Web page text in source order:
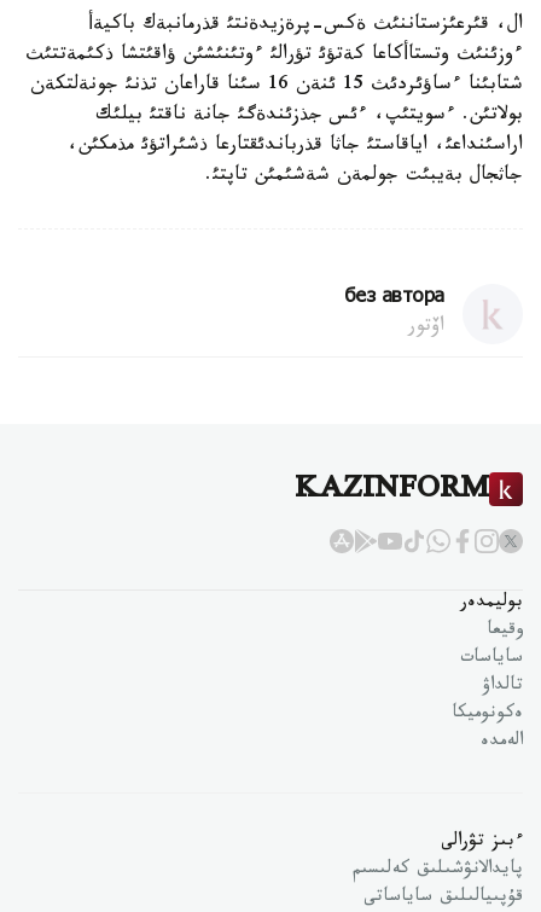
ال، قئرعئزستاننئث ةكس-پرةزيدةنتئ قذرمانبةك باكيةأ
ءوزئنئث وتستاأكاعا كةتؤئ تؤرالئ ءوتئنئشئن ؤاقئتشا ذكئمةتتئث
شتابئنا ءساؤئردئث 15 ئنةن 16 سئنا قاراعان تذنئ جونةلتكةن
بولاتئن. ءسويتئپ، ءئس جذزئندةگئ جانة ناقتئ بيلئك
اراسئنداعئ، اياقاستئ جاثا قذرباندئقتارعا ذشئراتؤئ مذمكئن،
جاثجال بةيبئت جولمةن شةشئمئن تاپتئ.
без автора
اۆتور
KAZINFORM
بوليمدەر
وقيعا
ساياسات
تالداۋ
ەكونوميكا
الەمدە
ءبىز تۋرالى
پايدالانۋشىلىق كەلىسىم
قۇپىيالىلىق ساياساتى